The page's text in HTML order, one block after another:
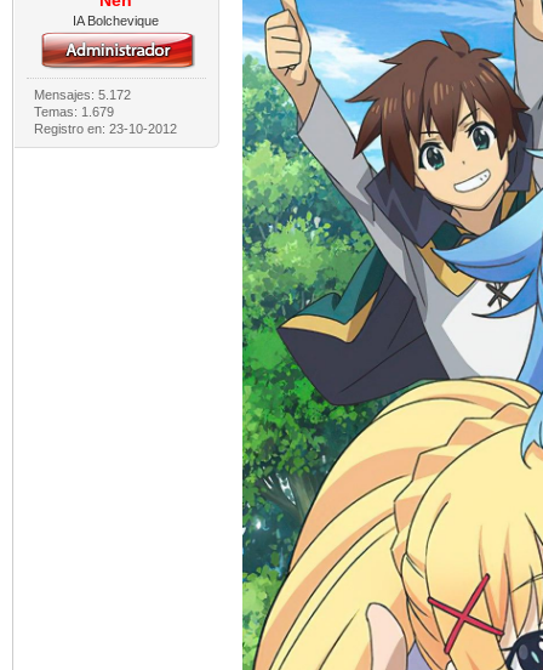
IA Bolchevique
Mensajes: 5.172
Temas: 1.679
Registro en: 23-10-2012